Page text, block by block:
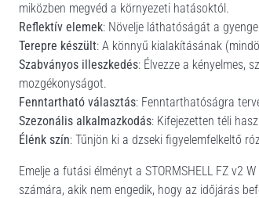
miközben megvéd a környezeti hatásoktól.
Reflektív elemek: Növelje láthatóságát a
Terepre készült: A könnyű kialakításának
Szabványos illeszkedés: Élvezze a kényelmes,
mozgékonyságot.
Fenntartható választás: Fenntarthatóságra
Szezonális alkalmazkodás: Kifejezetten téli
Élénk szín: Tűnjön ki a dzseki figyelemfelkeltő
Emelje a futási élményt a STORMSHELL FZ v2
számára, akik nem engedik, hogy az időjárás